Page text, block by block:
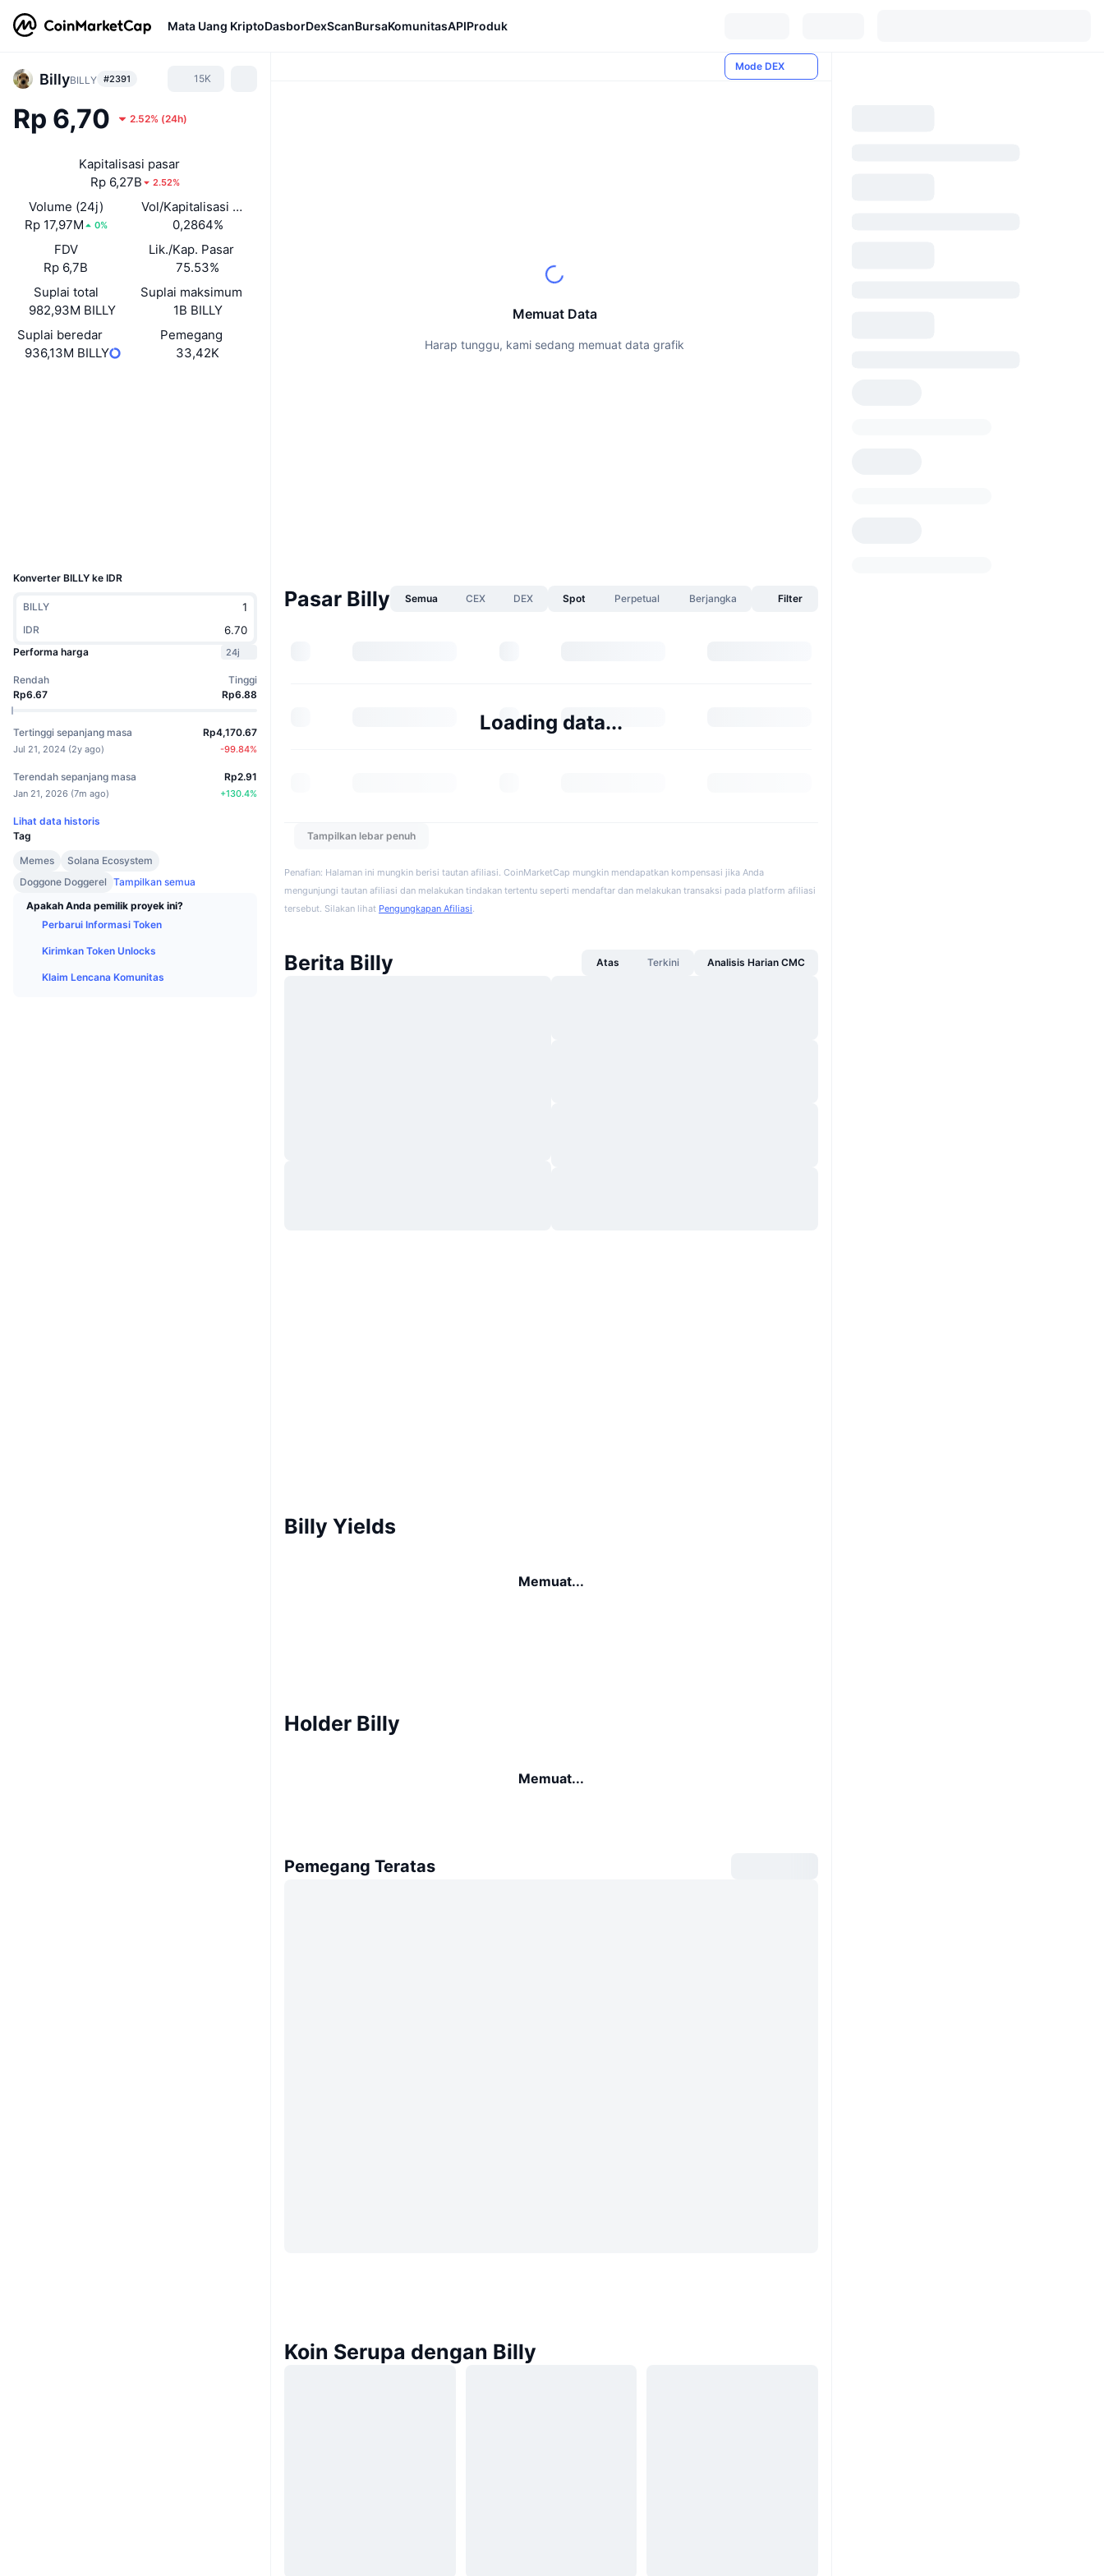
Mata Uang KriptoDasborDexScanBursaKomunitasAPIProduk
BillyBILLY #2391 15K
Rp 6,70 2.52% (24h)
Kapitalisasi pasar
Rp 6,27B
2.52%
Volume (24j)
Rp 17,97M
0%
Vol/Kapitalisasi Pasar (24J)
0,2864%
FDV
Rp 6,7B
Lik./Kap. Pasar
75.53%
Suplai total
982,93M BILLY
Suplai maksimum
1B BILLY
Suplai beredar
936,13M BILLY
Pemegang
33,42K
Konverter BILLY ke IDR
BILLY
IDR
Performa harga
24j
Rendah
Rp6.67
Tinggi
Rp6.88
Tertinggi sepanjang masa
Jul 21, 2024 (2y ago)
Rp4,170.67
-99.84%
Terendah sepanjang masa
Jan 21, 2026 (7m ago)
Rp2.91
+130.4%
Lihat data historis
Tag
Memes
Solana Ecosystem
Doggone Doggerel Tampilkan semua
Apakah Anda pemilik proyek ini?
Perbarui Informasi Token
Kirimkan Token Unlocks
Klaim Lencana Komunitas
Mode DEX
Memuat Data
Harap tunggu, kami sedang memuat data grafik
Pasar Billy Semua CEX DEX Spot Perpetual Berjangka Filter
Loading data...
Tampilkan lebar penuh
Penafian: Halaman ini mungkin berisi tautan afiliasi. CoinMarketCap mungkin mendapatkan kompensasi jika Anda
mengunjungi tautan afiliasi dan melakukan tindakan tertentu seperti mendaftar dan melakukan transaksi pada platform afiliasi
tersebut. Silakan lihat Pengungkapan Afiliasi.
Berita Billy Atas Terkini Analisis Harian CMC
Billy Yields
Memuat...
Holder Billy
Memuat...
Pemegang Teratas
Koin Serupa dengan Billy